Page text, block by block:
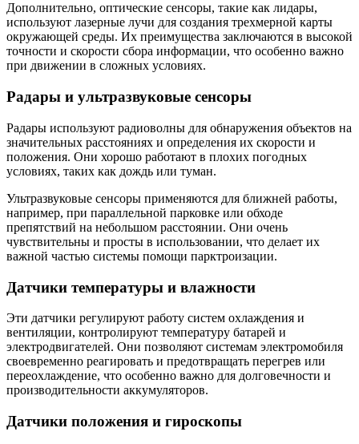
Дополнительно, оптические сенсоры, такие как лидары,
используют лазерные лучи для создания трехмерной карты
окружающей среды. Их преимущества заключаются в высокой
точности и скорости сбора информации, что особенно важно
при движении в сложных условиях.
Радары и ультразвуковые сенсоры
Радары используют радиоволны для обнаружения объектов на
значительных расстояниях и определения их скорости и
положения. Они хорошо работают в плохих погодных
условиях, таких как дождь или туман.
Ультразвуковые сенсоры применяются для ближней работы,
например, при параллельной парковке или обходе
препятствий на небольшом расстоянии. Они очень
чувствительны и просты в использовании, что делает их
важной частью системы помощи парктроизации.
Датчики температуры и влажности
Эти датчики регулируют работу систем охлаждения и
вентиляции, контролируют температуру батарей и
электродвигателей. Они позволяют системам электромобиля
своевременно реагировать и предотвращать перегрев или
переохлаждение, что особенно важно для долговечности и
производительности аккумуляторов.
Датчики положения и гироскопы